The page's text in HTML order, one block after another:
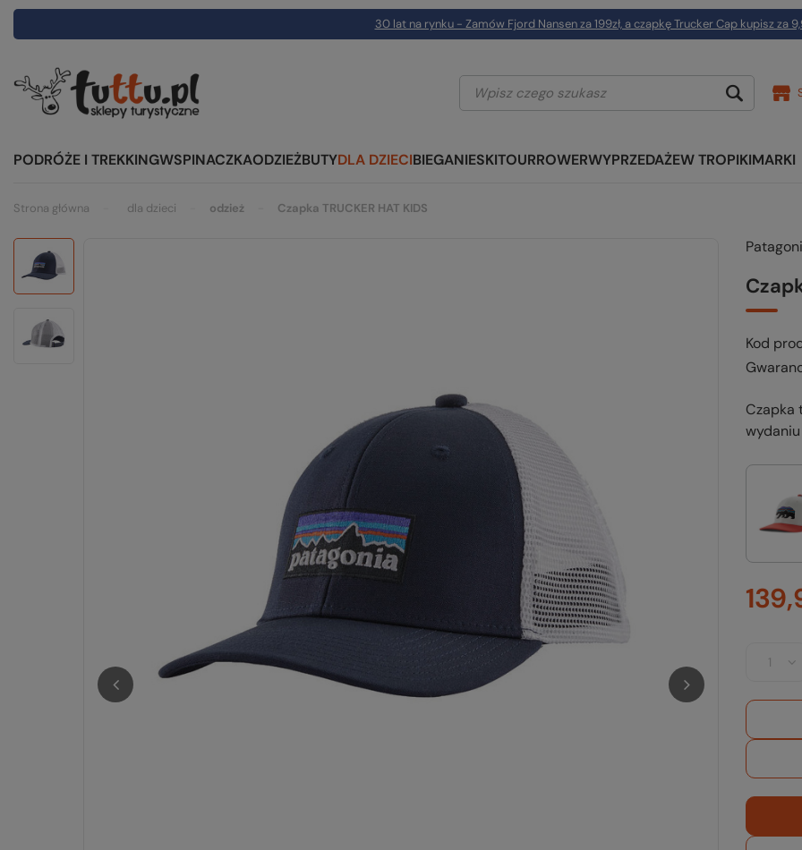
30 lat na rynku - Zamów Fjord Nansen za 199zł, a czapkę Trucker Cap kupisz za
PODRÓŻE I TREKKINGWSPINACZKAODZIEŻBUTYDLA DZIECIBIEGANIESKITOURROWERWYPRZEDAŻEW TROPIKIMARKI
Strona główna dla dzieci odzież Czapka TRUCKER HAT KIDS
Kod
Czapka